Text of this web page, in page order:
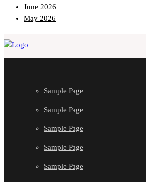
June 2026
May 2026
Sample Page
Sample Page
Sample Page
Sample Page
Sample Page